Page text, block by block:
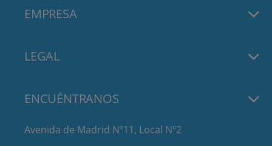
EMPRESA
LEGAL
ENCUÉNTRANOS
Avenida de Madrid Nº11, Local Nº2